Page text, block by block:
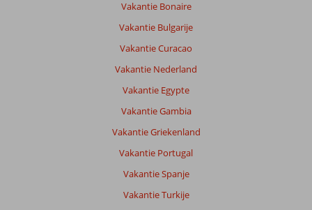
Vakantie Bonaire
Vakantie Bulgarije
Vakantie Curacao
Vakantie Nederland
Vakantie Egypte
Vakantie Gambia
Vakantie Griekenland
Vakantie Portugal
Vakantie Spanje
Vakantie Turkije